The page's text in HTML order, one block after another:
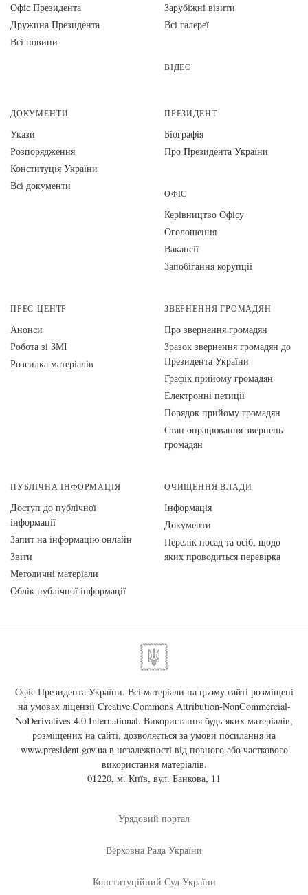
Офіс Президента
Дружина Президента
Всі новини
Зарубіжні візити
Всі галереї
ВІДЕО
ДОКУМЕНТИ
Укази
Розпорядження
Конституція України
Всі документи
ПРЕЗИДЕНТ
Біографія
Про Президента України
ОФІС
Керівництво Офісу
Оголошення
Вакансії
Запобігання корупції
ПРЕС-ЦЕНТР
Анонси
Робота зі ЗМІ
Розсилка матеріалів
ЗВЕРНЕННЯ ГРОМАДЯН
Про звернення громадян
Зразок звернення громадян до
Президента України
Графік прийому громадян
Електронні петиції
Порядок прийому громадян
Стан опрацювання звернень
громадян
ПУБЛІЧНА ІНФОРМАЦІЯ
Доступ до публічної
інформації
Запит на інформацію онлайн
Звіти
Методичні матеріали
Облік публічної інформації
ОЧИЩЕННЯ ВЛАДИ
Інформація
Документи
Перелік посад та осіб, щодо
яких проводиться перевірка
Офіс Президента України. Всі матеріали на цьому сайті розміщені
на умовах ліцензії Creative Commons Attribution-NonCommercial-
NoDerivatives 4.0 International. Використання будь-яких матеріалів,
розміщених на сайті, дозволяється за умови посилання на
www.president.gov.uaв незалежності від повного або часткового
використання матеріалів.
01220, м. Київ, вул. Банкова, 11
Урядовий портал
Верховна Рада України
Конституційний Суд України